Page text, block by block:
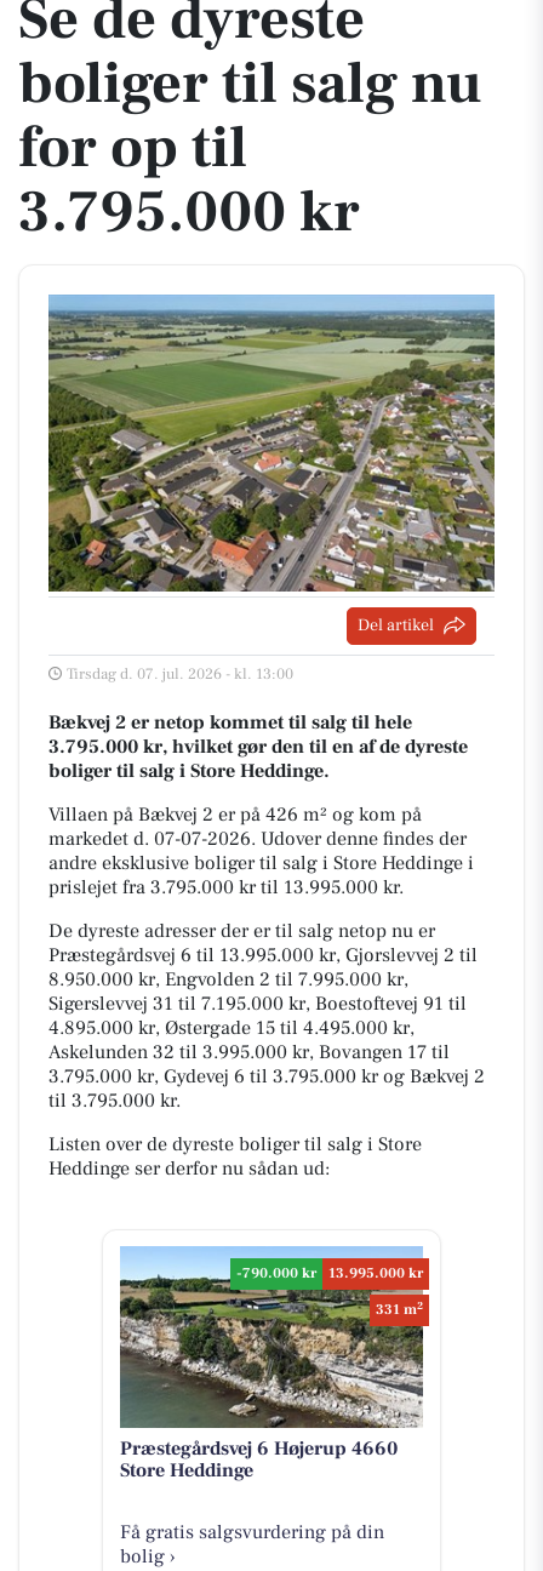
Se de dyreste
boliger til salg nu
for op til
3.795.000 kr
Del artikel
Tirsdag d. 07. jul. 2026 - kl. 13:00
Bækvej 2 er netop kommet til salg til hele
3.795.000 kr, hvilket gør den til en af de dyreste
boliger til salg i Store Heddinge.
Villaen på Bækvej 2 er på 426 m² og kom på
markedet d. 07-07-2026. Udover denne findes der
andre eksklusive boliger til salg i Store Heddinge i
prislejet fra 3.795.000 kr til 13.995.000 kr.
De dyreste adresser der er til salg netop nu er
Præstegårdsvej 6 til 13.995.000 kr, Gjorslevvej 2 til
8.950.000 kr, Engvolden 2 til 7.995.000 kr,
Sigerslevvej 31 til 7.195.000 kr, Boestoftevej 91 til
4.895.000 kr, Østergade 15 til 4.495.000 kr,
Askelunden 32 til 3.995.000 kr, Bovangen 17 til
3.795.000 kr, Gydevej 6 til 3.795.000 kr og Bækvej 2
til 3.795.000 kr.
Listen over de dyreste boliger til salg i Store
Heddinge ser derfor nu sådan ud:
-790.000 kr
13.995.000 kr
331 m2
Præstegårdsvej 6 Højerup 4660
Store Heddinge
Få gratis salgsvurdering på din
bolig ›